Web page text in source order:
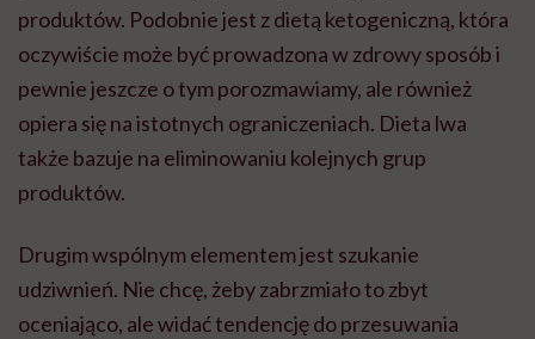
produktów. Podobnie jest z dietą ketogeniczną, która
oczywiście może być prowadzona w zdrowy sposób i
pewnie jeszcze o tym porozmawiamy, ale również
opiera się na istotnych ograniczeniach. Dieta lwa
także bazuje na eliminowaniu kolejnych grup
produktów.
Drugim wspólnym elementem jest szukanie
udziwnień. Nie chcę, żeby zabrzmiało to zbyt
oceniająco, ale widać tendencję do przesuwania